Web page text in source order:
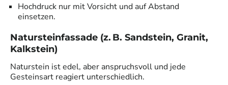
Hochdruck nur mit Vorsicht und auf Abstand
einsetzen.
Natursteinfassade (z. B. Sandstein, Granit,
Kalkstein)
Naturstein ist edel, aber anspruchsvoll und jede
Gesteinsart reagiert unterschiedlich.